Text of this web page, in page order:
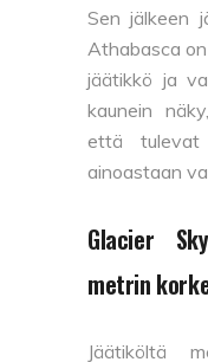
Sen jälkeen
Athabasca
jäätikkö ja
kaunein
että tulevat
ainoastaan
Glacier
metrin
Jäätiköltä